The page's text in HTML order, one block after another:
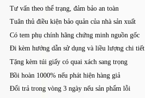
Tư vấn theo thể trạng, đảm bảo an toàn
Tuân thủ điều kiện bảo quản của nhà sản xuất
Có tem phụ chính hãng chứng minh nguồn gốc
Đi kèm hướng dẫn sử dụng và liều lượng chi tiết
Tặng kèm túi giấy có quai xách sang trọng
Bồi hoàn 1000% nếu phát hiện hàng giả
Đổi trả trong vòng 3 ngày nếu sản phẩm lỗi